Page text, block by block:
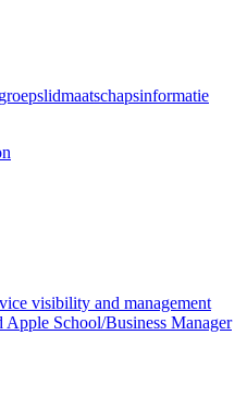
visibility and management
Apple School/Business Manager